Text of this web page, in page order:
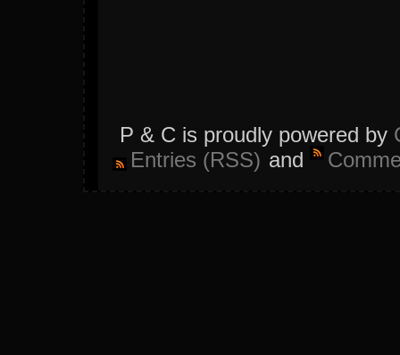
P & C is proudly powered by
Entries (RSS) and